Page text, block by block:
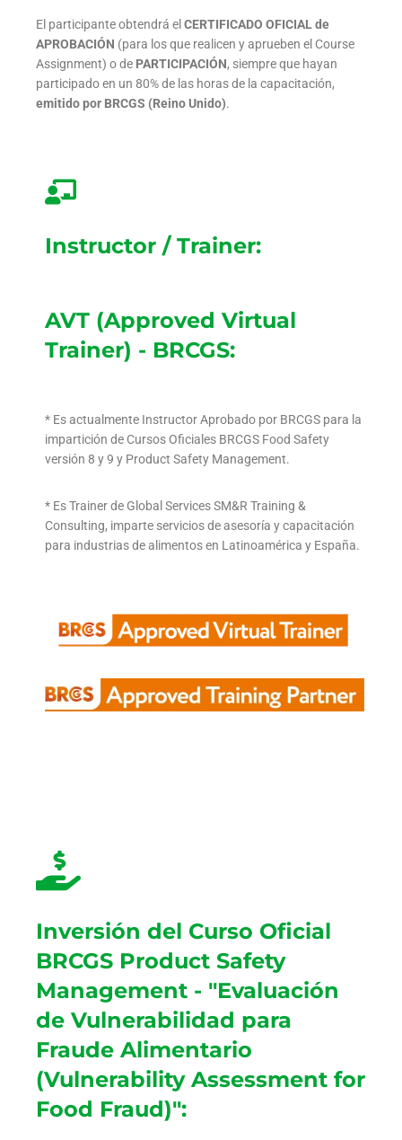
El participante obtendrá el CERTIFICADO OFICIAL de
APROBACIÓN (para los que realicen y aprueben el Course
Assignment) o de PARTICIPACIÓN, siempre que hayan
participado en un 80% de las horas de la capacitación,
emitido por BRCGS (Reino Unido).
Instructor / Trainer:
AVT (Approved Virtual
Trainer) - BRCGS:
* Es actualmente Instructor Aprobado por BRCGS para la
impartición de Cursos Oficiales BRCGS Food Safety
versión 8 y 9 y Product Safety Management.
* Es Trainer de Global Services SM&R Training &
Consulting, imparte servicios de asesoría y capacitación
para industrias de alimentos en Latinoamérica y España.
Inversión del Curso Oficial
BRCGS Product Safety
Management - "Evaluación
de Vulnerabilidad para
Fraude Alimentario
(Vulnerability Assessment for
Food Fraud)":